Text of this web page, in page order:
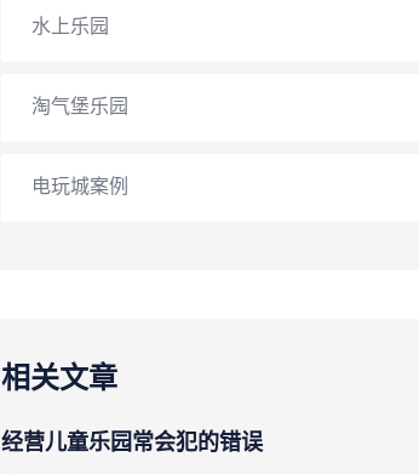
水上乐园
淘气堡乐园
电玩城案例
相关文章
经营儿童乐园常会犯的错误